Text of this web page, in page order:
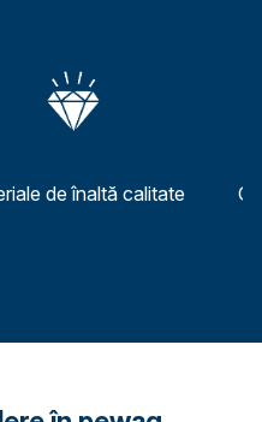
de înaltă calitate